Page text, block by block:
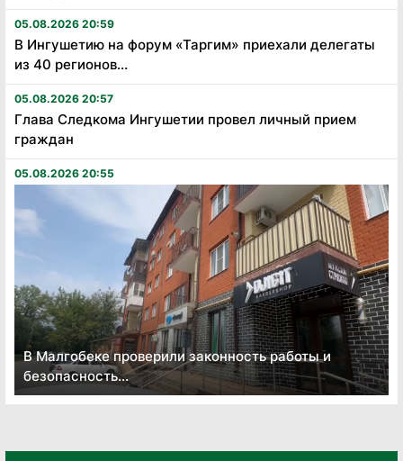
05.08.2026 20:59
В Ингушетию на форум «Таргим» приехали делегаты
из 40 регионов...
05.08.2026 20:57
Глава Следкома Ингушетии провел личный прием
граждан
05.08.2026 20:55
В Малгобеке проверили законность работы и
безопасность...